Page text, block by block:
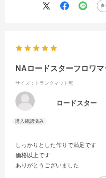
参
NAロードスターフロワマ
サイズ：トランクマット無
ロードスター
しっかりとした作りで満足です
価格以上です
ありがとうございました